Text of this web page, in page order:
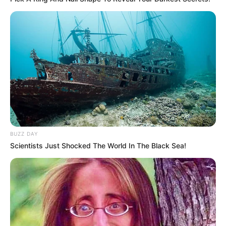
ΤΟΥΣ ΕΠΙΛΕΓΜΕΝΟΥΣ ΤΟΥΣ ΓΙΑ ΝΑ ΣΥΝΕΧΊΣΟΥΝ ΝΑ ΣΕ
ΞΕΣΚΙΖΟΥΝ.. ΞΥΠΝΑ ΕΠΙΤΈΛΟΥΣ ΗΛΊΘΙΕ..
BUZZ DAY
Scientists Just Shocked The World In The Black Sea!